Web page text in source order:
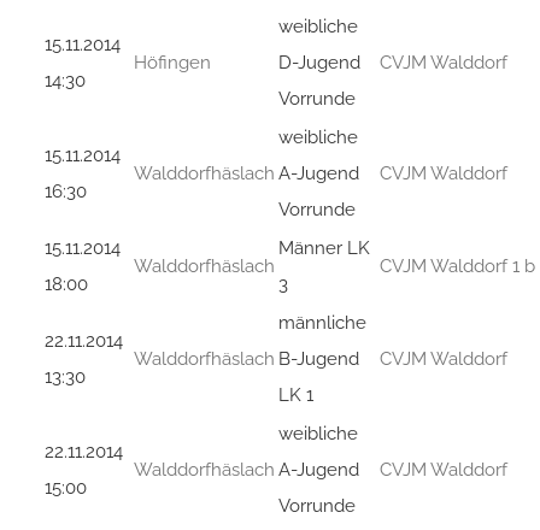
15.11.2014
14:30
Höfingen
weibliche
D-Jugend
Vorrunde
CVJM Walddorf
15.11.2014
16:30
Walddorfhäslach
weibliche
A-Jugend
Vorrunde
CVJM Walddorf
15.11.2014
18:00
Walddorfhäslach
Männer LK
3
CVJM Walddorf 1 b
22.11.2014
13:30
Walddorfhäslach
männliche
B-Jugend
LK 1
CVJM Walddorf
22.11.2014
15:00
Walddorfhäslach
weibliche
A-Jugend
Vorrunde
CVJM Walddorf